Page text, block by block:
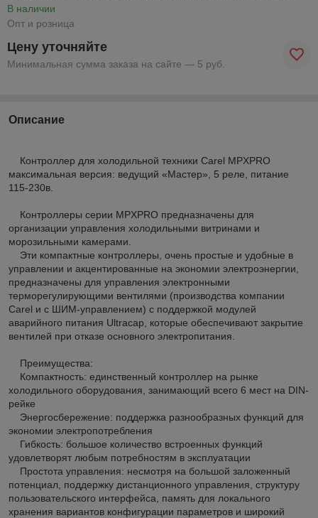
В наличии
Опт и розница
Цену уточняйте
Минимальная сумма заказа на сайте — 5 руб.
Описание
Контроллер для холодильной техники Carel MPXPRO
максимальная версия: ведущий «Мастер», 5 реле, питание
115-230в.
Контроллеры серии MPXPRO предназначены для
организации управления холодильными витринами и
морозильными камерами.
Эти компактные контроллеры, очень простые и удобные в
управлении и акцентированные на экономии электроэнергии,
предназначены для управления электронными
терморегулирующими вентилями (производства компании
Carel и с ШИМ-управлением) с поддержкой модулей
аварийного питания Ultracap, которые обеспечивают закрытие
вентилей при отказе основного электропитания.
Преимущества:
Компактность: единственный контроллер на рынке
холодильного оборудования, занимающий всего 6 мест на DIN-
рейке
Энергосбережение: поддержка разнообразных функций для
экономии электропотребления
Гибкость: большое количество встроенных функций
удовлетворят любым потребностям в эксплуатации
Простота управления: несмотря на большой заложенный
потенциал, поддержку дистанционного управления, структуру
пользовательского интерфейса, память для локального
хранения вариантов конфигурации параметров и широкий